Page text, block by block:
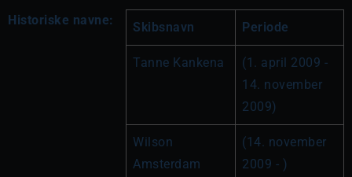
Historiske navne: Skibsnavn Periode
Tanne Kankena
(1. april 2009 -
14. november
2009)
Wilson
Amsterdam
(14. november
2009 - )